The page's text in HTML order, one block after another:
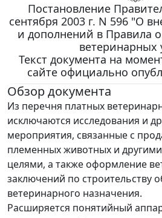
Постановление
сентября 2003 г. N 596 "О
и дополнений в Правила
ветеринарных
Текст документа на
сайте официально
Обзор документа
Из перечня платных
исключаются исследования и
мероприятия, связанные с
племенных животных и
целями, а также оформление
заключений по строительству
ветеринарного назначения.
Расширяется понятийный